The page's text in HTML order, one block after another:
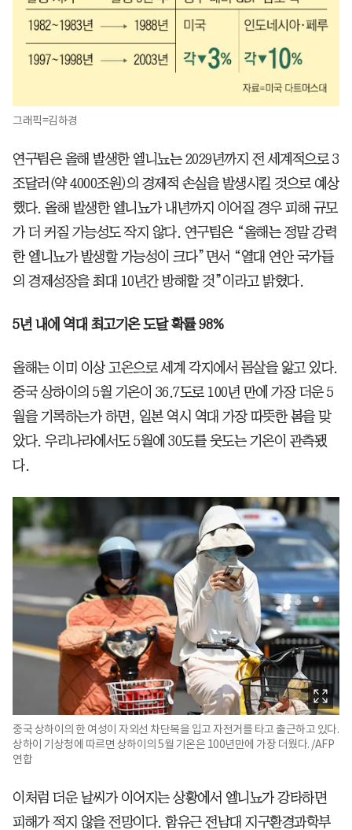
그래픽=김하경
연구팀은 올해 발생한 엘니뇨는 2029년까지 전 세계적으로 3
조달러(약 4000조원)의 경제적 손실을 발생시킬 것으로 예상
했다. 올해 발생한 엘니뇨가 내년까지 이어질 경우 피해 규모
가 더 커질 가능성도 작지 않다. 연구팀은 “올해는 정말 강력
한 엘니뇨가 발생할 가능성이 크다”면서 “열대 연안 국가들
의 경제성장을 최대 10년간 방해할 것”이라고 밝혔다.
5년 내에 역대 최고기온 도달 확률 98%
올해는 이미 이상 고온으로 세계 각지에서 몸살을 앓고 있다.
중국 상하이의 5월 기온이 36.7도로 100년 만에 가장 더운 5
월을 기록하는가 하면, 일본 역시 역대 가장 따뜻한 봄을 맞
았다. 우리나라에서도 5월에 30도를 웃도는 기온이 관측됐
다.
중국 상하이의 한 여성이 자외선 차단복을 입고 자전거를 타고 출근하고 있다.
상하이 기상청에 따르면 상하이의 5월 기온은 100년만에 가장 더웠다. /AFP
연합
이처럼 더운 날씨가 이어지는 상황에서 엘니뇨가 강타하면
피해가 적지 않을 전망이다. 함유근 전남대 지구환경과학부